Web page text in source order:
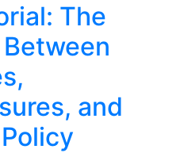
The
and